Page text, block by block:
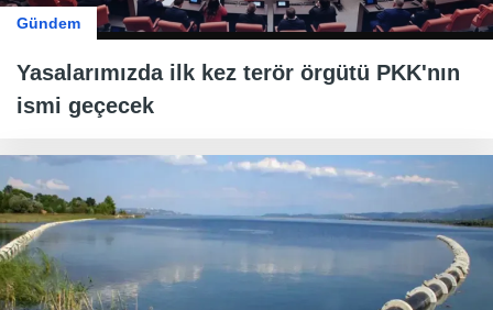
Gündem
Yasalarımızda ilk kez terör örgütü PKK'nın
ismi geçecek